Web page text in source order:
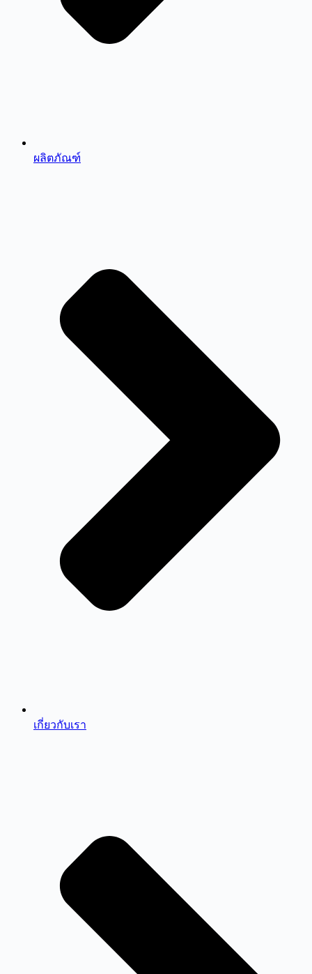
ผลิตภัณฑ์
เกี่ยวกับเรา